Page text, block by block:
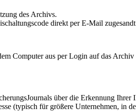
des Archivs.
direkt per E-Mail
Computer aus per Login auf das
über die Erkennung
(typisch für größere Unternehmen, in